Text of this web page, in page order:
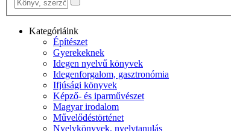
Kategóriáink
Építészet
Gyerekeknek
Idegen nyelvű könyvek
Idegenforgalom, gasztronómia
Ifjúsági könyvek
Képző- és iparművészet
Magyar irodalom
Művelődéstörténet
Nyelvkönyvek, nyelvtanulás